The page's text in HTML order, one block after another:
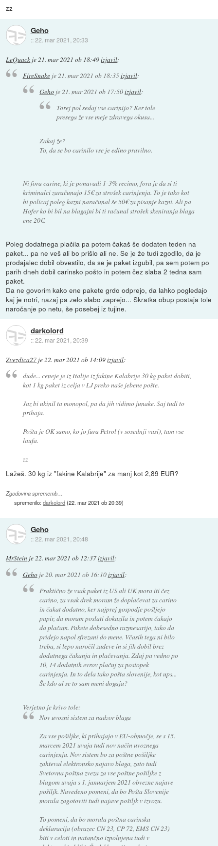
zz
Geho
::22. mar 2021, 20:33
LeQuack je 21. mar 2021 ob 18:49izjavil:
FireSnakeje21. mar 2021 ob 18:35izjavil:
Geho je 21. mar 2021 ob 17:50izjavil:
Torej pol sedaj vse carinijo? Ker tole
presega že vse meje zdravega okusa...
Zakaj že?
To, da se bo carinilo vse je edino pravilno.
Ni fora carine, ki je ponavadi 1-3% recimo, fora je da si ti
kriminalci zaračunajo 15€ za strošek carinjenja. To je tako kot
bi policaj poleg kazni naračunal še 50€ za pisanje kazni. Ali pa
Hofer ko bi bil na blagajni bi ti računal strošek skeniranja blaga
ene 20€.
Poleg dodatnega plačila pa potem čakaš še dodaten teden na
paket... pa ne veš ali bo prišlo ali ne. Se je že tudi zgodilo, da je
prodajalec dobil obvestilo, da se je paket izgubil, pa sem potem po
parih dneh dobil carinsko pošto in potem čez slaba 2 tedna sam
paket.
Da ne govorim kako ene pakete grdo odprejo, da lahko pogledajo
kaj je notri, nazaj pa zelo slabo zaprejo... Skratka obup postaja tole
naročanje po netu, še posebej iz tujine.
darkolord
::22. mar 2021, 20:39
Zvezdica27 je22. mar 2021 ob 14:09izjavil:
dude... ceneje je iz Italije iz fakine Kalabrije 30 kg paket dobiti,
kot 1 kg paket iz celja v LJ preko naše jebene pošte.
Jaz bi ukinil ta monopol, pa da jih vidimo junake. Saj tudi to
prihaja.
Pošta je OK samo, ko jo fura Petrol (v sosednji vasi), tam vse
laufa.
zz
Lažeš. 30 kg iz "fakine Kalabrije" za manj kot 2,89 EUR?
Zgodovina sprememb…
spremenilo:darkolord(22. mar 2021 ob 20:39)
Geho
::22. mar 2021, 20:48
MrStein je22. mar 2021 ob 12:37izjavil:
Gehoje20. mar 2021 ob 16:10izjavil:
Praktično že vsak paket iz US ali UK mora iti čez
carino, za vsak drek moram že doplačevat za carino
in čakat dodatno, ker najprej gospodje pošljejo
papir, da moram poslati dokazila in potem čakajo
da plačam. Pakete dobesedno razmesarijo, tako da
pridejo napol sfrezani do mene. Včasih tega ni bilo
treba, si lepo naročil zadeve in si jih dobil brez
dodatnega čakanja in plačevanja. Zdaj pa vedno po
10, 14 dodatnih evrov plačuj za postopek
carinjenja. In to dela tako pošta slovenije, kot ups...
Še kdo al se to sam meni dogaja?
Verjetno je krivo tole:
Nov uvozni sistem za nadzor blaga
Za vse pošiljke, ki prihajajo v EU-območje, se s 15.
marcem 2021 uvaja tudi nov način uvoznega
carinjenja. Nov sistem bo za poštne pošiljke
zahteval elektronsko najavo blaga, zato tudi
Svetovna poštna zveza za vse poštne pošiljke z
blagom uvaja s 1. januarjem 2021 obvezne najave
pošiljk. Navedeno pomeni, da bo Pošta Slovenije
morala zagotoviti tudi najave pošiljk v izvozu.
To pomeni, da bo morala poštna carinska
deklaracija (obrazec CN 23, CP 72, EMS CN 23)
biti v celoti in natančno izpolnjena tudi v